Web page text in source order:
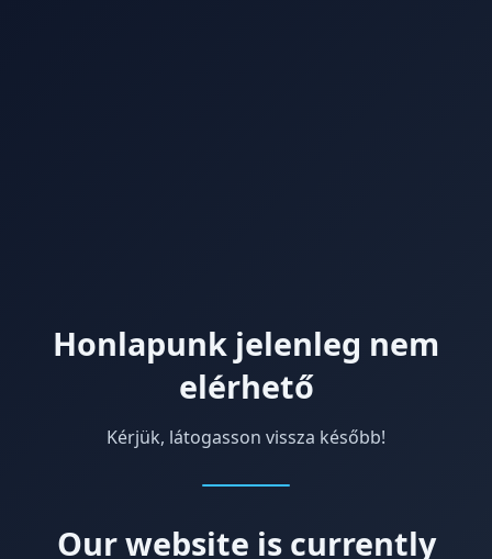
Honlapunk jelenleg nem
elérhető
Kérjük, látogasson vissza később!
Our website is currently